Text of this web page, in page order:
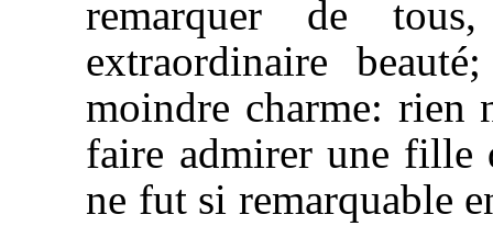
remarquer de
extraordinaire
moindre charme: rien
faire admirer une fille
ne fut si remarquable